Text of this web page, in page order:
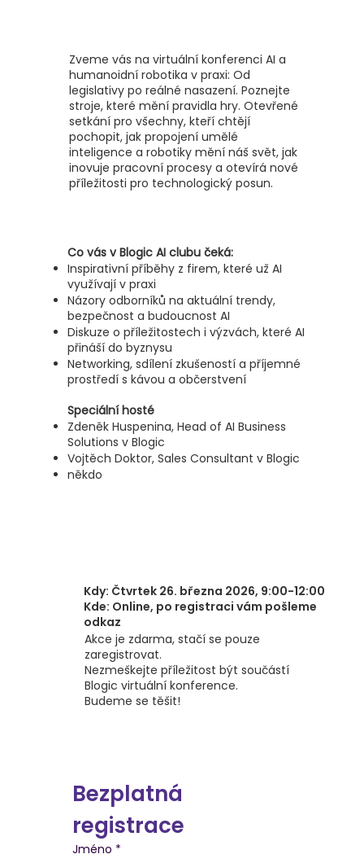
Zveme vás na virtuální konferenci AI a
humanoidní robotika v praxi: Od
legislativy po reálné nasazení. Poznejte
stroje, které mění pravidla hry. Otevřené
setkání pro všechny, kteří chtějí
pochopit, jak propojení umělé
inteligence a robotiky mění náš svět, jak
inovuje pracovní procesy a otevírá nové
příležitosti pro technologický posun.
Co vás v Blogic AI clubu čeká:
Inspirativní příběhy z firem, které už AI
využívají v praxi
Názory odborníků na aktuální trendy,
bezpečnost a budoucnost AI
Diskuze o příležitostech i výzvách, které AI
přináší do byznysu
Networking, sdílení zkušeností a příjemné
prostředí s kávou a občerstvení
Speciální hosté
Zdeněk Huspenina, Head of AI Business
Solutions v Blogic
Vojtěch Doktor, Sales Consultant v Blogic
někdo
Kdy: Čtvrtek 26. března 2026, 9:00-12:00
Kde: Online, po registraci vám pošleme
odkaz
Akce je zdarma, stačí se pouze
zaregistrovat.
Nezmeškejte příležitost být součástí
Blogic virtuální konference.
Budeme se těšit!
Bezplatná
registrace
Jméno *